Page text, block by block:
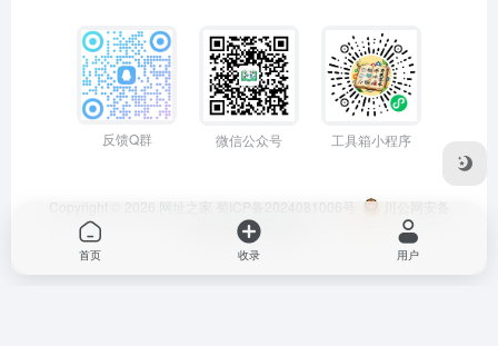
反馈Q群 微信公众号 工具箱小程序
Copyright © 2026 网址之家 蜀ICP备2024081006号
川公网安备
51050202000563号
首页 收录 用户